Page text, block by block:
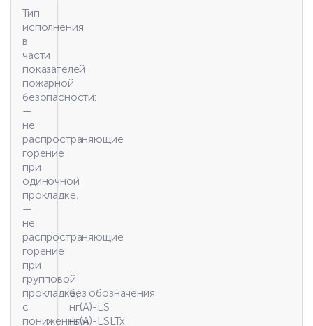
Тип
исполнения
в
части
показателей
пожарной
безопасности:
—
не
распространяющие
горение
при
одиночной
прокладке;
—
не
распространяющие
горение
при
групповой
прокладке,
с
пониженным
без обозначения
нг(A)-LS
нг(A)-LSLTx